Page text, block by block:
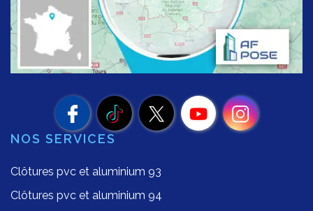
NOS SERVICES
Clôtures pvc et aluminium 93
Clôtures pvc et aluminium 94